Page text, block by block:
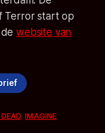
Terror start op
dewebsite van
,IMAGINE